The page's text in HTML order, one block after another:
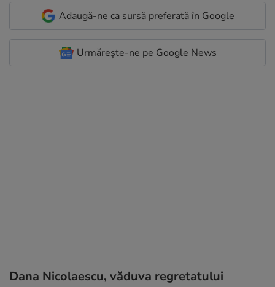
Adaugă-ne ca sursă preferată în Google
Urmărește-ne pe Google News
Dana Nicolaescu, văduva regretatului